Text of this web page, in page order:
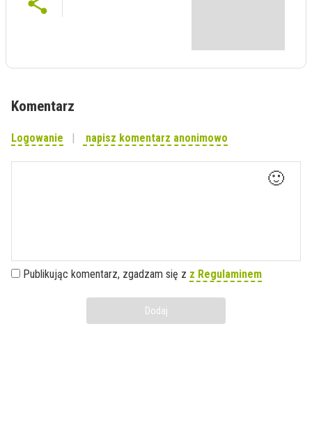
Komentarz
Logowanie napisz komentarz anonimowo
🙂
Publikując komentarz, zgadzam się z z Regulaminem
Dodaj